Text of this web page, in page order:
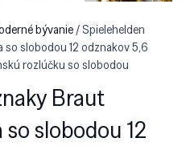
bývanie/ Spielehelden
slobodou 12 odznakov 5,6
rozlúčku so slobodou
Braut
slobodou 12